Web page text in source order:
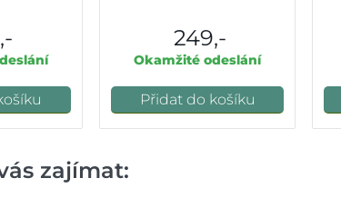
249,-
Okamžité odeslání
Přidat do košíku
zajímat: